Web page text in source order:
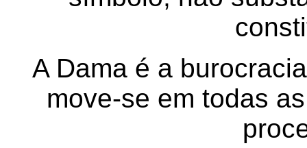
A Dama é a
move-se em todas